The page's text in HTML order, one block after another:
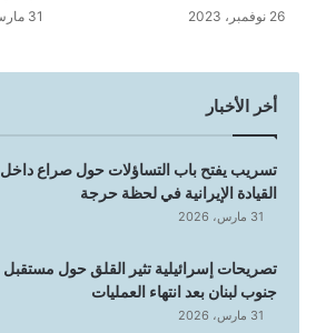
26 نوفمبر، 2023 31 مارس، 2023
أخر الأخبار
تسريب يفتح باب التساؤلات حول صراع داخل
القيادة الإيرانية في لحظة حرجة
31 مارس، 2026
تصريحات إسرائيلية تثير القلق حول مستقبل
جنوب لبنان بعد انتهاء العمليات
31 مارس، 2026